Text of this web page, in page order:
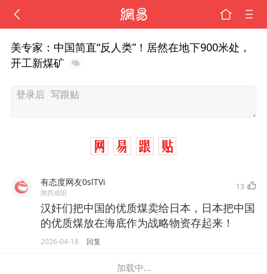
美专家：中国简直“反人类”！居然在地下900米处，
开工新煤矿
有态度网友0slTVi
陕西咸阳
13
汉奸们把中国的优质煤卖给日本，日本把中国
的优质煤放在海底作为战略物资存起来！
2026-04-18 回复
加载中...